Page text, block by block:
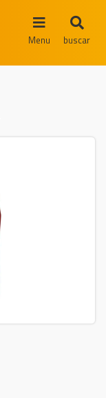
Menu buscar